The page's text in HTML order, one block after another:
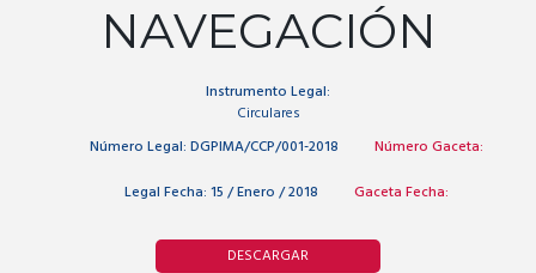
NAVEGACIÓN
Instrumento Legal:
Circulares
Número Legal: DGPIMA/CCP/001-2018
Número Gaceta:
Legal Fecha: 15 / Enero / 2018 Gaceta Fecha:
DESCARGAR